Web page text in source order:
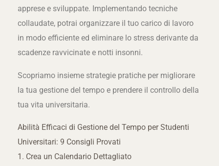
apprese e sviluppate. Implementando tecniche
collaudate, potrai organizzare il tuo carico di lavoro
in modo efficiente ed eliminare lo stress derivante da
scadenze ravvicinate e notti insonni.
Scopriamo insieme strategie pratiche per migliorare
la tua gestione del tempo e prendere il controllo della
tua vita universitaria.
Abilità Efficaci di Gestione del Tempo per Studenti
Universitari: 9 Consigli Provati
1. Crea un Calendario Dettagliato